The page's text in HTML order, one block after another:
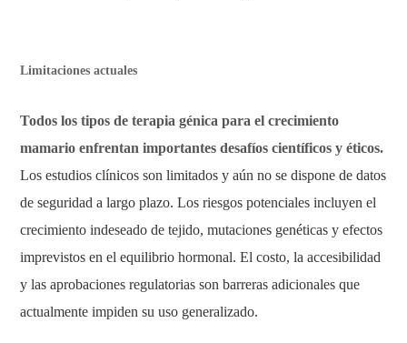
Limitaciones actuales
Todos los tipos de terapia génica para el crecimiento
mamario enfrentan importantes desafíos científicos y éticos.
Los estudios clínicos son limitados y aún no se dispone de datos
de seguridad a largo plazo. Los riesgos potenciales incluyen el
crecimiento indeseado de tejido, mutaciones genéticas y efectos
imprevistos en el equilibrio hormonal. El costo, la accesibilidad
y las aprobaciones regulatorias son barreras adicionales que
actualmente impiden su uso generalizado.